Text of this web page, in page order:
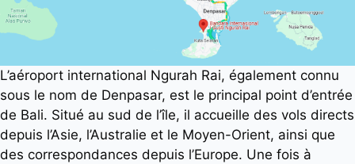
L’aéroport international Ngurah Rai, également connu
sous le nom de Denpasar, est le principal point d’entrée
de Bali. Situé au sud de l’île, il accueille des vols directs
depuis l’Asie, l’Australie et le Moyen-Orient, ainsi que
des correspondances depuis l’Europe. Une fois à